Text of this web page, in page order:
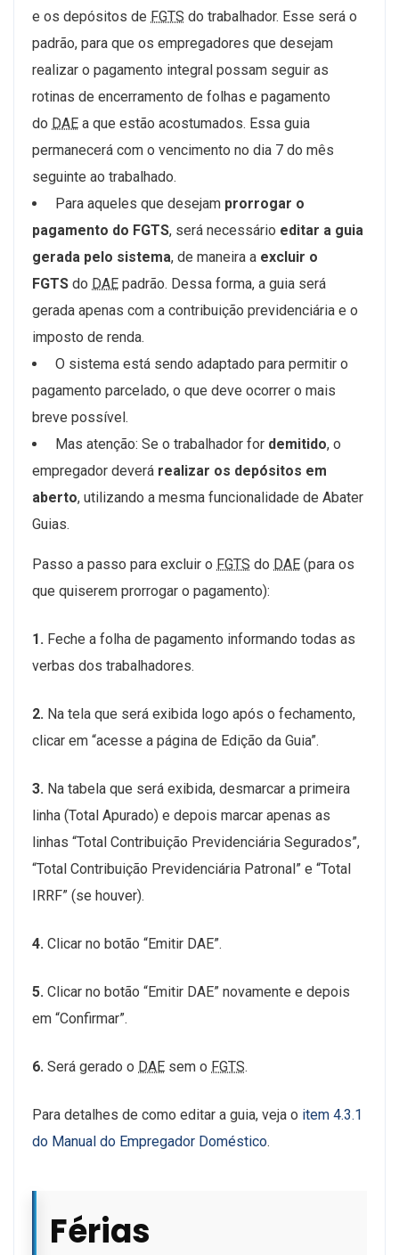
e os depósitos de FGTS do trabalhador. Esse será o
padrão, para que os empregadores que desejam
realizar o pagamento integral possam seguir as
rotinas de encerramento de folhas e pagamento
do DAE a que estão acostumados. Essa guia
permanecerá com o vencimento no dia 7 do mês
seguinte ao trabalhado.
Para aqueles que desejam prorrogar o
pagamento do FGTS, será necessário editar a guia
gerada pelo sistema, de maneira a excluir o
FGTS do DAE padrão. Dessa forma, a guia será
gerada apenas com a contribuição previdenciária e o
imposto de renda.
O sistema está sendo adaptado para permitir o
pagamento parcelado, o que deve ocorrer o mais
breve possível.
Mas atenção: Se o trabalhador for demitido, o
empregador deverá realizar os depósitos em
aberto, utilizando a mesma funcionalidade de Abater
Guias.
Passo a passo para excluir o FGTS do DAE (para os
que quiserem prorrogar o pagamento):
1. Feche a folha de pagamento informando todas as
verbas dos trabalhadores.
2. Na tela que será exibida logo após o fechamento,
clicar em “acesse a página de Edição da Guia”.
3. Na tabela que será exibida, desmarcar a primeira
linha (Total Apurado) e depois marcar apenas as
linhas “Total Contribuição Previdenciária Segurados”,
“Total Contribuição Previdenciária Patronal” e “Total
IRRF” (se houver).
4. Clicar no botão “Emitir DAE”.
5. Clicar no botão “Emitir DAE” novamente e depois
em “Confirmar”.
6. Será gerado o DAE sem o FGTS.
Para detalhes de como editar a guia, veja o item 4.3.1
do Manual do Empregador Doméstico.
Férias